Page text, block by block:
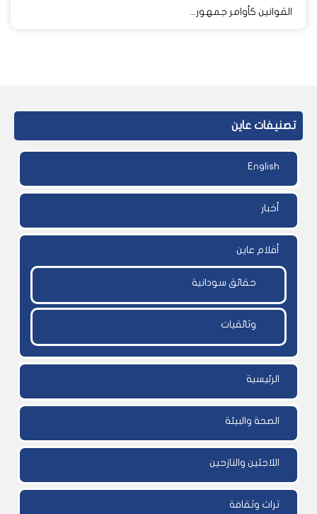
القوانين كأوامر جمهور...
تصنيفات عاين
English
أخبار
أفلام عاين
حقائق سودانية
وثائقيات
الرئيسية
الصحة والبيئة
اللاجئين والنازحين
تراث وثقافة